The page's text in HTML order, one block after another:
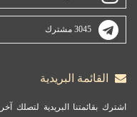
3045 مشترك
القائمة البريدية
اشترك بقائمتنا البريدية لتصلك